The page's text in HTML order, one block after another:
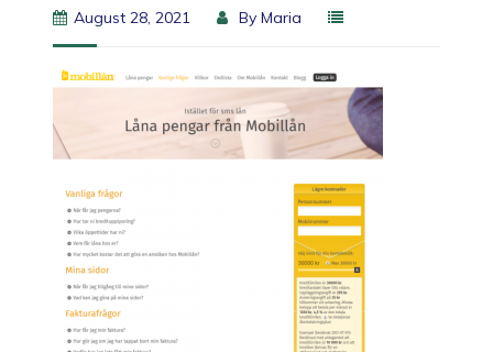
August 28, 2021 By Maria